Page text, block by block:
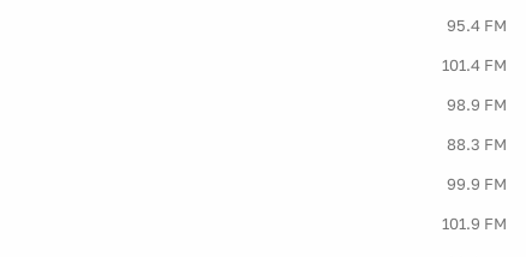
95.4 FM
101.4 FM
98.9 FM
88.3 FM
99.9 FM
101.9 FM